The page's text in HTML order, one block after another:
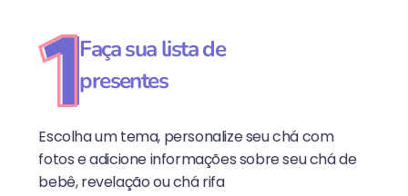
Faça sua lista de
presentes
Escolha um tema, personalize seu chá com
fotos e adicione informações sobre seu chá de
bebê, revelação ou chá rifa